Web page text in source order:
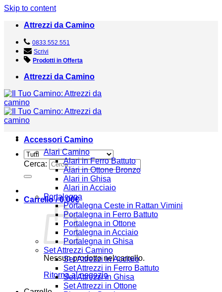
Skip to content
Attrezzi da Camino
0833.552.551
Scrivi
Prodotti in Offerta
Attrezzi da Camino
Cerca:
Carrello /0,00€
Nessun prodotto nel carrello.
Ritorna al negozio
Accessori Camino
Alari Camino
Alari in Ferro Battuto
Alari in Ottone Bronzo
Alari in Ghisa
Alari in Acciaio
Portalegna
Portalegna Ceste in Rattan Vimini
Portalegna in Ferro Battuto
Portalegna in Ottone
Portalegna in Acciaio
Portalegna in Ghisa
Set Attrezzi Camino
Set Attrezzi in Acciaio
Set Attrezzi in Ferro Battuto
Set Attrezzi in Ghisa
Set Attrezzi in Ottone